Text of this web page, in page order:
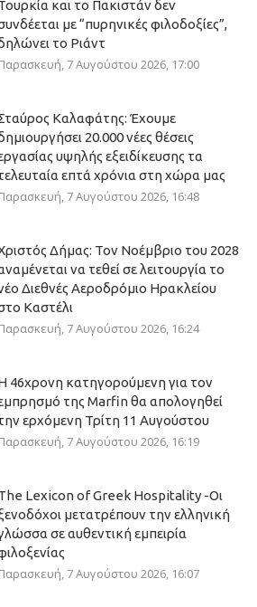
και το Πακιστάν δεν
με “πυρηνικές φιλοδοξίες”,
το Ριάντ
7 Αυγούστου 2026, 17:00
Καλαφάτης: Έχουμε
20.000 νέες θέσεις
υψηλής εξειδίκευσης τα
επτά χρόνια στη χώρα μας
7 Αυγούστου 2026, 16:48
Δήμας: Τον Νοέμβριο του 2028
να τεθεί σε λειτουργία το
Διεθνές Αεροδρόμιο Ηρακλείου
Καστέλι
7 Αυγούστου 2026, 16:24
46χρονη κατηγορούμενη για τον
της Marfin θα απολογηθεί
ερχόμενη Τρίτη 11 Αυγούστου
7 Αυγούστου 2026, 16:19
Lexicon of Greek Hospitality -Οι
μετατρέπουν την ελληνική
σε αυθεντική εμπειρία
7 Αυγούστου 2026, 16:07